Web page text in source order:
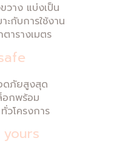
วาง แบ่งเป็น
กับการใช้งาน
ารางเมตร
ดภัยสูงสุด
อกพร้อม
วโครงการ